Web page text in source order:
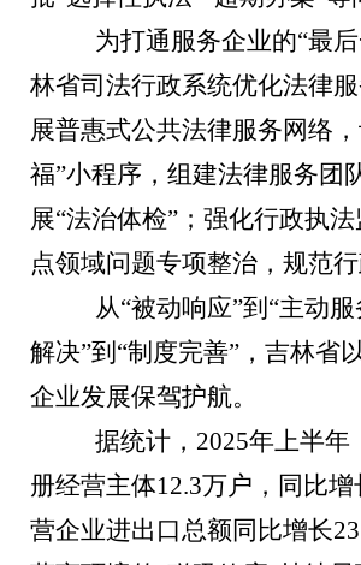
为打通服务企业的“最
林省司法行政系统优化法律
展普惠式公共法律服务网络
福”小程序，组建法律服务团
展“法治体检”；强化行政执
点领域问题专项整治，规范行
从“被动响应”到“主动
解决”到“制度完善”，吉林省
企业发展保驾护航。
据统计，2025年上半年
册经营主体12.3万户，同比增
营企业进出口总额同比增长